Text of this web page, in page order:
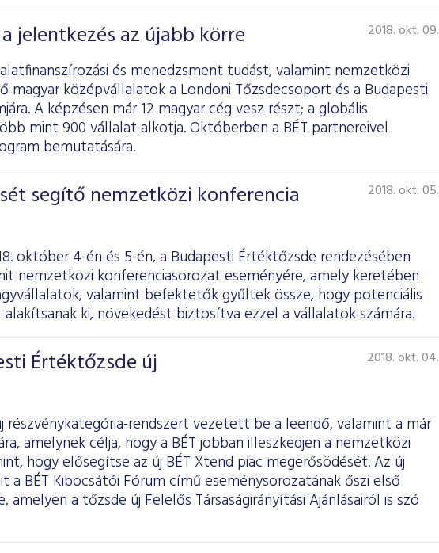
jelentkezés az újabb körre 2018. okt. 09.
és menedzsment tudást, valamint nemzetközi
magyar középvállalatok a Londoni Tőzsdecsoport és a Budapesti
A képzésen már 12 magyar cég vesz részt; a globális
mint 900 vállalat alkotja. Októberben a BÉT partnereivel
bemutatására.
segítő nemzetközi konferencia
2018. okt. 05.
október 4-én és 5-én, a Budapesti Értéktőzsde rendezésében
nemzetközi konferenciasorozat eseményére, amely keretében
valamint befektetők gyűltek össze, hogy potenciális
ki, növekedést biztosítva ezzel a vállalatok számára.
Értéktőzsde új
2018. okt. 04.
részvénykategória-rendszert vezetett be a leendő, valamint a már
amelynek célja, hogy a BÉT jobban illeszkedjen a nemzetközi
hogy elősegítse az új BÉT Xtend piac megerősödését. Az új
a BÉT Kibocsátói Fórum című eseménysorozatának őszi első
a tőzsde új Felelős Társaságirányítási Ajánlásairól is szó